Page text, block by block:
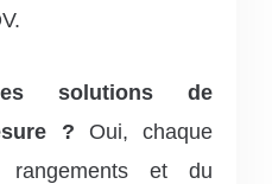
solutions de
? Oui, chaque
rangements et du